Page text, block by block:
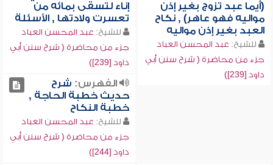
(أيما عبد تزوج بغير إذن
مواليه فهو عاهر) , نكاح
العبد بغير إذن مواليه
للشيخ: عبد المحسن العباد
جزء من محاضرة ( شرح سنن أبي
داود [239])
إناء لتسقى بمائه من
تعسرت ولادتها , الأسئلة
للشيخ: عبد المحسن العباد
جزء من محاضرة ( شرح سنن أبي
داود [239])
الفهرس: شرح
حديث خطبة الحاجة ,
خطبة النكاح
للشيخ: عبد المحسن العباد
جزء من محاضرة ( شرح سنن أبي
داود [244])